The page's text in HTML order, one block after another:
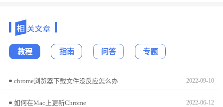
教程 指南 问答 专题
chrome浏览器下载文件没反应怎么办 2022-09-10
如何在Mac上更新Chrome 2022-06-12